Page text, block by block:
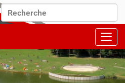
Chercher par
Recherche avancée…